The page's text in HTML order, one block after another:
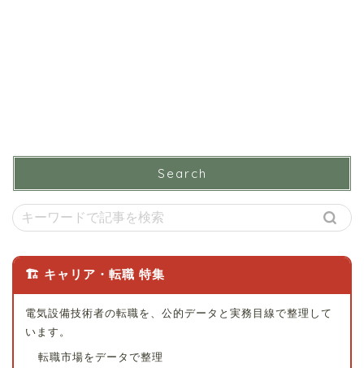
Search
🏗 キャリア・転職 特集
電気設備技術者の転職を、公的データと実務目線で整理して
います。
転職市場をデータで整理